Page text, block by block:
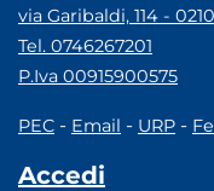
via Garibaldi, 114 -
Tel. 0746267201
P.Iva 00915900575
PEC - Email - URP -
Accedi